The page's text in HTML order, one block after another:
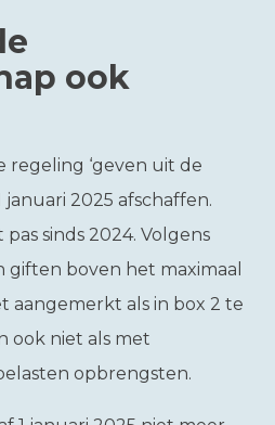
ook
regeling ‘geven uit de
januari 2025 afschaffen.
sinds 2024. Volgens
boven het maximaal
aangemerkt als in box 2 te
ook niet als met
opbrengsten.